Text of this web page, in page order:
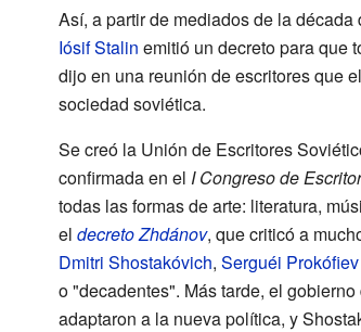
Así, a partir de mediados de la
Iósif Stalin emitió un decreto para que
dijo en una reunión de escritores que
sociedad soviética.
Se creó la Unión de Escritores
confirmada en el I Congreso de
todas las formas de arte: literatura,
el decreto Zhdánov, que criticó a
Dmitri Shostakóvich, Serguéi Prokófiev
o "decadentes". Más tarde, el
adaptaron a la nueva política, y